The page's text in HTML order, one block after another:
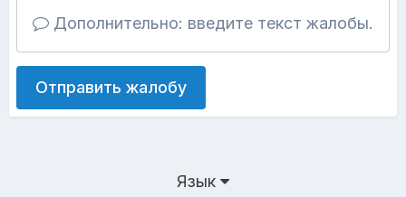
Дополнительно: введите текст жалобы.
Отправить жалобу
Язык